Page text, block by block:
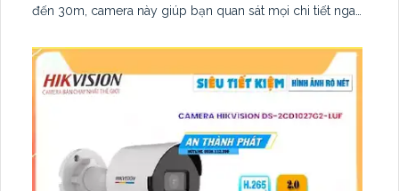
đến 30m, camera này giúp bạn quan sát mọi chi tiết ngay
công nghệ IP tiên tiến, không làm giảm chất lượng hình